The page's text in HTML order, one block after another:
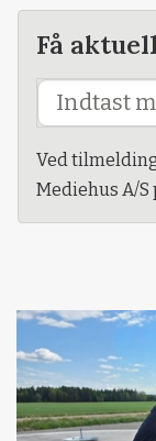
Få
Ved
Mediehus A/